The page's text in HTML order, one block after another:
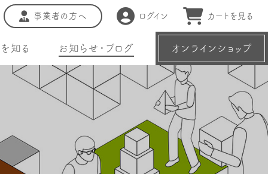
事業者の方へ ログイン カートを見る
オンラインショップ
知る お知らせ・ブログ